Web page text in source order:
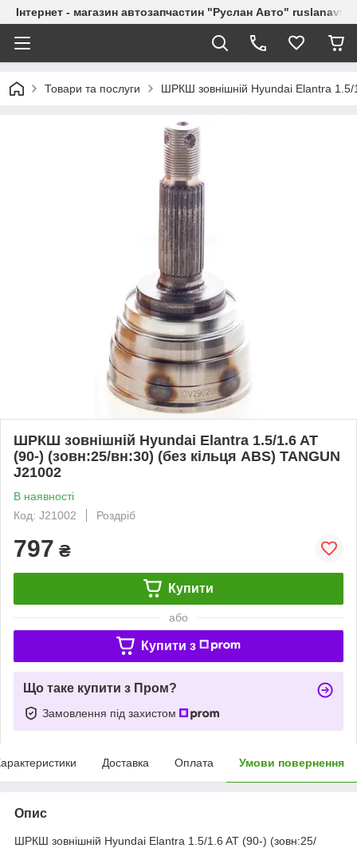
Інтернет - магазин автозапчастин "Руслан Авто"
Товари та послуги ШРКШ зовнішній Hyundai Elantra 1.5/
ШРКШ зовнішній Hyundai Elantra 1.5/1.6 AT
(90-) (зовн:25/вн:30) (без кільця ABS) TANGUN
J21002
В наявності
Код: J21002
Роздріб
797 ₴
Купити
або
Купити з
Що таке купити з Пром?
Замовлення під захистом
Доставка Оплата Умови повернення
Опис
ШРКШ зовнішній Hyundai Elantra 1.5/1.6 AT (90-) (зовн:25/